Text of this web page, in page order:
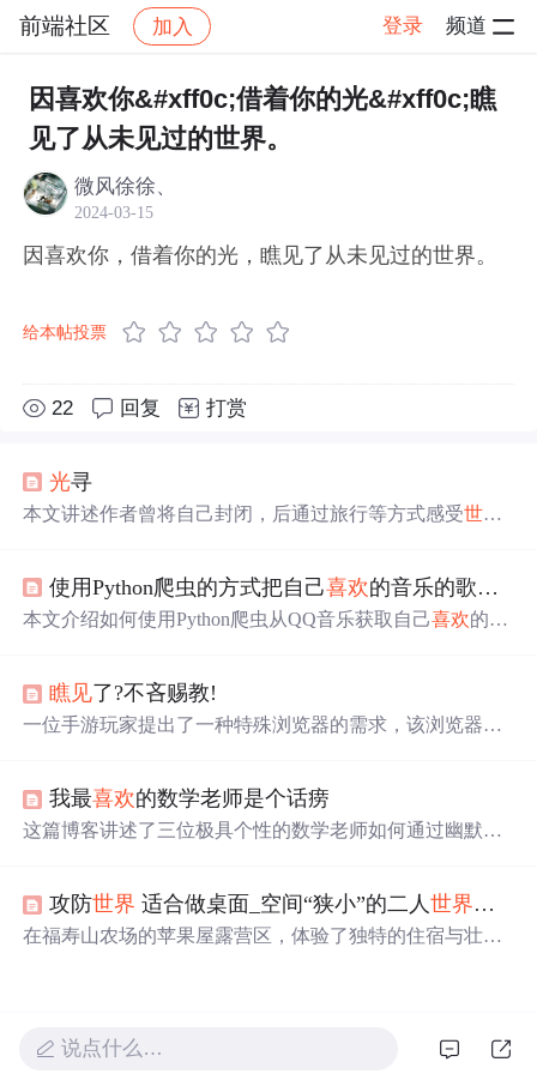
前端社区 加入 登录 频道
社区 前端社区 感慨 帖子详情
因喜欢你&#xff0c;借着你的光&#xff0c;瞧
见了从未见过的世界。
微风徐徐、
2024-03-15
因喜欢你，借着你的光，瞧见了从未见过的世界。
给本帖投票
22 回复 打赏
光寻
本文讲述作者曾将自己封闭，后通过旅行等方式感受世界
救自己，表达对生活的热爱与感悟。
使用Python爬虫的方式把自己喜欢的音乐的歌词爬取到本地
本文介绍如何使用Python爬虫从QQ音乐获取自己喜欢的歌
cel表格中。
瞧见了?不吝赐教!
一位手游玩家提出了一种特殊浏览器的需求，该浏览器能
我最喜欢的数学老师是个话痨
这篇博客讲述了三位极具个性的数学老师如何通过幽默风
数学概念，如函数、导数、积分和极限，帮助学生建立起
对高等数学的信心。通过这种方式，他们不仅传授了知
攻防世界 适合做桌面_空间“狭小”的二人世界，适
在福寿山农场的苹果屋露营区，体验了独特的住宿与壮观
说点什么…